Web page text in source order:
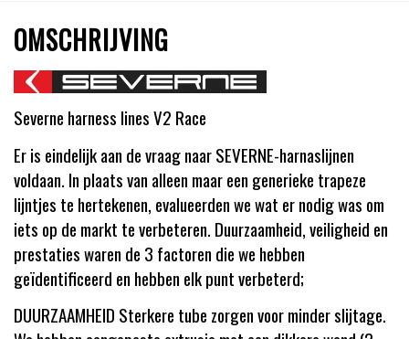
OMSCHRIJVING
Severne harness lines V2 Race
Er is eindelijk aan de vraag naar SEVERNE-harnaslijnen
voldaan. In plaats van alleen maar een generieke trapeze
lijntjes te hertekenen, evalueerden we wat er nodig was om
iets op de markt te verbeteren. Duurzaamheid, veiligheid en
prestaties waren de 3 factoren die we hebben
geïdentificeerd en hebben elk punt verbeterd;
DUURZAAMHEID Sterkere tube zorgen voor minder slijtage.